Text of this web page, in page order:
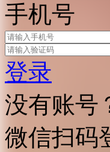
手机号
登录
没有账号
微信扫码